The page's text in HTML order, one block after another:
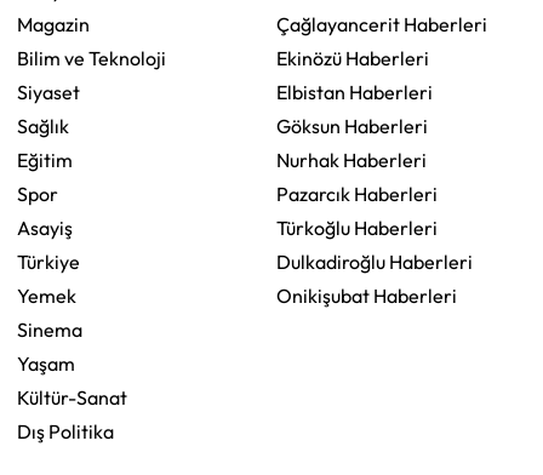
Magazin
Bilim ve Teknoloji
Siyaset
Sağlık
Eğitim
Spor
Asayiş
Türkiye
Yemek
Sinema
Yaşam
Kültür-Sanat
Dış Politika
Çağlayancerit Haberleri
Ekinözü Haberleri
Elbistan Haberleri
Göksun Haberleri
Nurhak Haberleri
Pazarcık Haberleri
Türkoğlu Haberleri
Dulkadiroğlu Haberleri
Onikişubat Haberleri